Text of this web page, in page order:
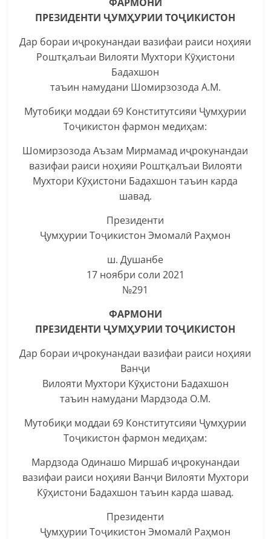
ПРЕЗИДЕНТИ ҶУМҲУРИИ ТОҶИКИСТОН
Дар бораи иҷрокунандаи вазифаи раиси ноҳияи
Роштқалъаи Вилояти Мухтори Кӯҳистони
Бадахшон
таъин намудани Шомирзозода А.М.
Мутобиқи моддаи 69 Конститутсияи Ҷумҳурии
Тоҷикистон фармон медиҳам:
Шомирзозода Аъзам Мирмамад иҷрокунандаи
вазифаи раиси ноҳияи Роштқалъаи Вилояти
Мухтори Кӯҳистони Бадахшон таъин карда
шавад.
Президенти
Ҷумҳурии Тоҷикистон Эмомалӣ Раҳмон
ш. Душанбе
17 ноябри соли 2021
№291
ФАРМОНИ
ПРЕЗИДЕНТИ ҶУМҲУРИИ ТОҶИКИСТОН
Дар бораи иҷрокунандаи вазифаи раиси ноҳияи
Ванҷи
Вилояти Мухтори Кӯҳистони Бадахшон
таъин намудани Мардзода О.М.
Мутобиқи моддаи 69 Конститутсияи Ҷумҳурии
Тоҷикистон фармон медиҳам:
Мардзода Одинашо Миршаб иҷрокунандаи
вазифаи раиси ноҳияи Ванҷи Вилояти Мухтори
Кӯҳистони Бадахшон таъин карда шавад.
Президенти
Ҷумҳурии Тоҷикистон Эмомалӣ Раҳмон